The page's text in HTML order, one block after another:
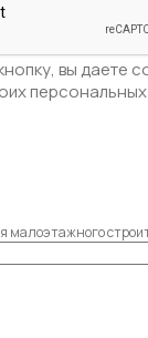
вы даете
малоэтажного